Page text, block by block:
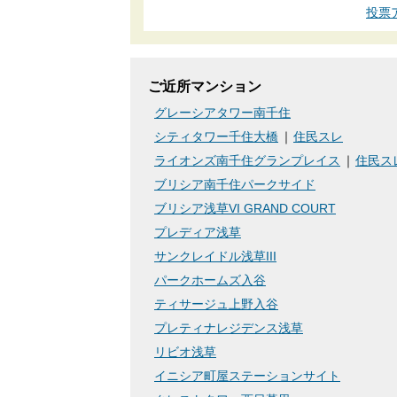
投票
ご近所マンション
グレーシアタワー南千住
シティタワー千住大橋
住民スレ
ライオンズ南千住グランプレイス
住民ス
ブリシア南千住パークサイド
ブリシア浅草VI GRAND COURT
プレディア浅草
サンクレイドル浅草III
パークホームズ入谷
ティサージュ上野入谷
プレティナレジデンス浅草
リビオ浅草
イニシア町屋ステーションサイト